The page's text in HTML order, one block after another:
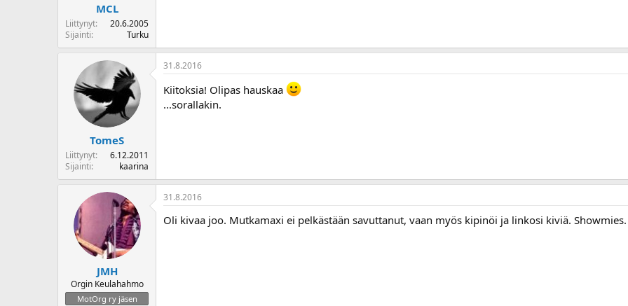
MCL
Liittynyt
20.6.2005
Sijainti
Turku
TomeS
Liittynyt
6.12.2011
Sijainti
kaarina
31.8.2016
Kiitoksia! Olipas hauskaa
...sorallakin.
JMH
Orgin Keulahahmo
MotOrg ry jäsen
31.8.2016
Oli kivaa joo. Mutkamaxi ei pelkästään savuttanut, vaan myös kipinöi ja linkosi kiviä. Showmies.